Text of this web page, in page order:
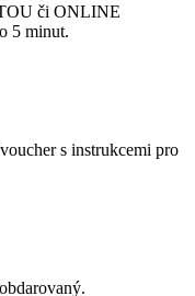
či ONLINE
5 minut.
s instrukcemi pro